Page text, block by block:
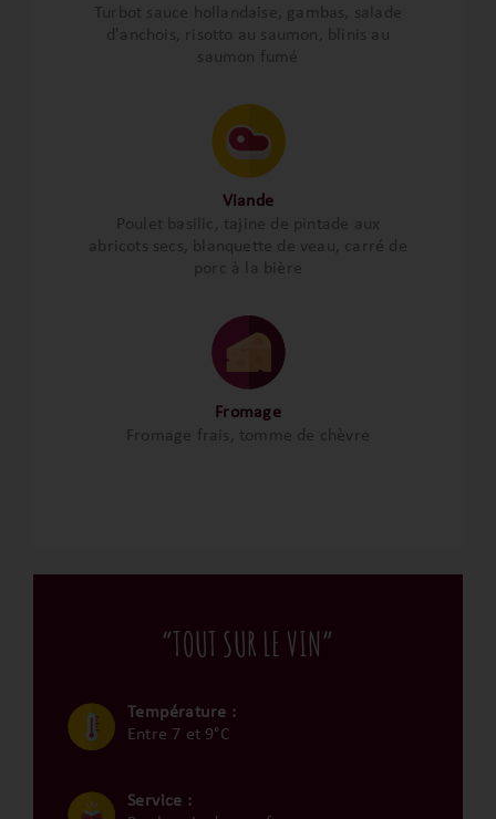
Turbot sauce hollandaise, gambas, salade
d'anchois, risotto au saumon, blinis au
saumon fumé
Viande
Poulet basilic, tajine de pintade aux
abricots secs, blanquette de veau, carré de
porc à la bière
Fromage
Fromage frais, tomme de chèvre
“TOUT SUR LE VIN”
Température :
Entre 7 et 9°C
Service :